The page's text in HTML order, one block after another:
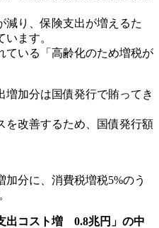
減り、保険支出が増えるた
ます。
ている「高齢化のため増税が
増加分は国債発行で賄ってき
を改善するため、国債発行額
分に、消費税増税5%のう
出コスト増 0.8兆円」の中